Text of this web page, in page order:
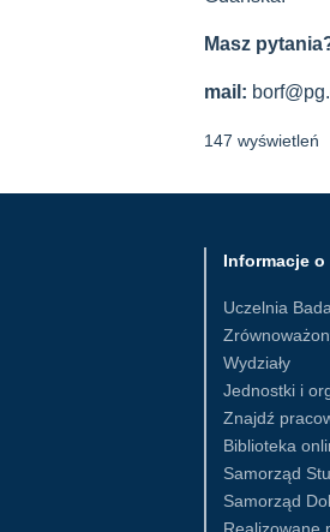
Masz
mail:
147 wyświetleń
Informacje o
Uczelnia
Wydziały
Jednostki i
Znajdź
Biblioteka
Samorząd
Samorząd